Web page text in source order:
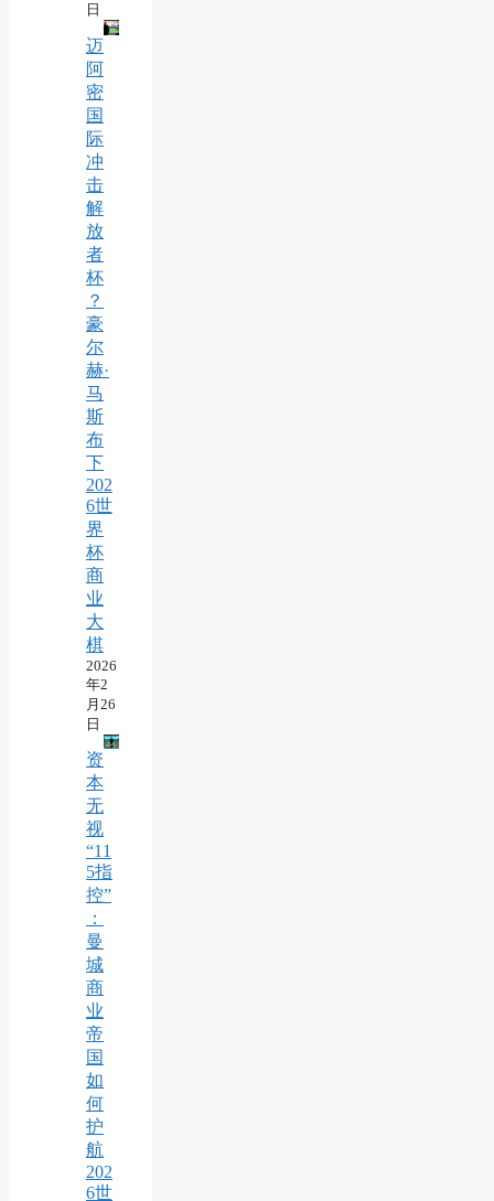
日
迈
阿
密
国
际
冲
击
解
放
者
杯
？
豪
尔
赫·
马
斯
布
下
202
6世
界
杯
商
业
大
棋
2026
年2
月26
日
资
本
无
视
“11
5指
控”
：
曼
城
商
业
帝
国
如
何
护
航
202
6世